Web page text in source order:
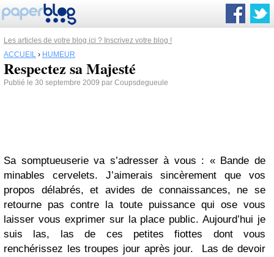
Les articles de votre blog ici ? Inscrivez votre blog !
ACCUEIL › HUMEUR
Respectez sa Majesté
Publié le 30 septembre 2009 par Coupsdegueule
Sa somptueuserie va s’adresser à vous : « Bande de
minables cervelets. J’aimerais sincèrement que vos
propos délabrés, et avides de connaissances, ne se
retourne pas contre la toute puissance qui ose vous
laisser vous exprimer sur la place public. Aujourd’hui je
suis las, las de ces petites fiottes dont vous
renchérissez les troupes jour après jour. Las de devoir